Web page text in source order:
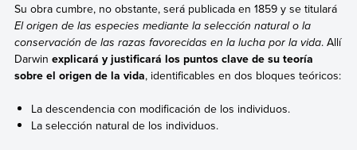
Su obra cumbre, no obstante, será publicada en 1859 y se titulará
El origen de las especies mediante la selección natural o la
conservación de las razas favorecidas en la lucha por la vida. Allí
Darwin explicará y justificará los puntos clave de su teoría
sobre el origen de la vida, identificables en dos bloques teóricos:
La descendencia con modificación de los individuos.
La selección natural de los individuos.